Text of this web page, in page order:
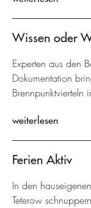
Wissen oder
Experten aus den
Dokumentation
Brennpunktvierteln
weiterlesen
Ferien Aktiv
In den
Teterow